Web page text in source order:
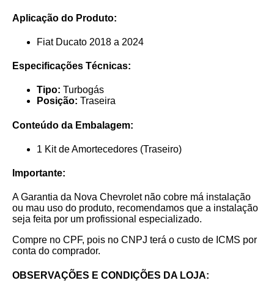
Aplicação do Produto:
Fiat Ducato 2018 a 2024
Especificações Técnicas:
Tipo: Turbogás
Posição: Traseira
Conteúdo da Embalagem:
1 Kit de Amortecedores (Traseiro)
Importante:
A Garantia da Nova Chevrolet não cobre má instalação
ou mau uso do produto, recomendamos que a instalação
seja feita por um profissional especializado.
Compre no CPF, pois no CNPJ terá o custo de ICMS por
conta do comprador.
OBSERVAÇÕES E CONDIÇÕES DA LOJA: